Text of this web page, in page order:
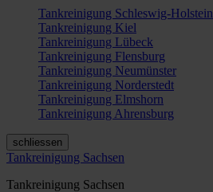
Tankreinigung Schleswig-Holstein
Tankreinigung Kiel
Tankreinigung Lübeck
Tankreinigung Flensburg
Tankreinigung Neumünster
Tankreinigung Norderstedt
Tankreinigung Elmshorn
Tankreinigung Ahrensburg
schliessen
Tankreinigung Sachsen
Tankreinigung Sachsen